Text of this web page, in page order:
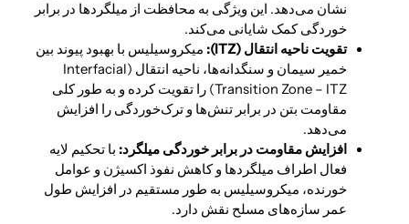
نشان می‌دهد. این ویژگی به محافظت از میلگردها در برابر
خوردگی کمک شایانی می‌کند.
تقویت ناحیه انتقال (ITZ):
میکروسیلیس با بهبود پیوند بین
خمیر سیمان و سنگدانه‌ها، ناحیه انتقال (Interfacial
Transition Zone – ITZ) را تقویت کرده و به طور کلی
مقاومت بتن در برابر تنش‌ها و ترک‌خوردگی را افزایش
می‌دهد.
افزایش مقاومت در برابر خوردگی میلگرد: با تحکیم لایه
فعال اطراف میلگردها و کاهش نفوذ اکسیژن و عوامل
خورنده، میکروسیلیس به طور مستقیم در افزایش طول
عمر سازه‌های مسلح نقش دارد.